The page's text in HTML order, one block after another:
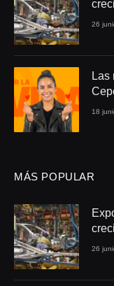
26
Las
18
MÁS POPULAR
26